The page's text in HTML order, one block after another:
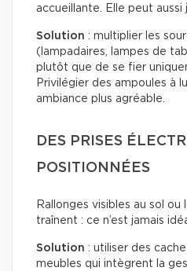
accueillante. Elle peut aussi
Solution : multiplier les
(lampadaires, lampes de
plutôt que de se fier
Privilégier des ampoules à
ambiance plus agréable.
DES PRISES
POSITIONNÉES
Rallonges visibles au sol ou
traînent : ce n’est jamais
Solution : utiliser des
meubles qui intègrent la